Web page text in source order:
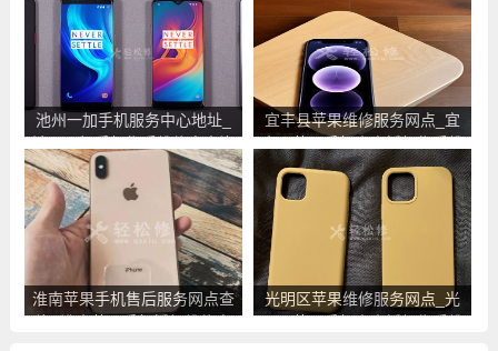
池州一加手机服务中心地址_
池州一加手机售后维修点查询
宜丰县苹果维修服务网点_宜
丰县苹果手机官方授权售后维
修中心地址电话
淮南苹果手机售后服务网点查
询_淮南苹果手机授权维修中
光明区苹果维修服务网点_光
明区苹果手机官方授权售后维